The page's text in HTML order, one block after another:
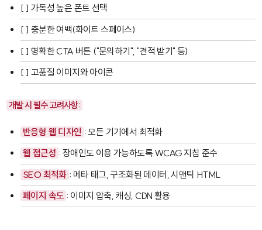
[ ] 가독성 높은 폰트 선택
[ ] 충분한 여백(화이트 스페이스)
[ ] 명확한 CTA 버튼 ("문의하기", "견적 받기" 등)
[ ] 고품질 이미지와 아이콘
개발 시 필수 고려사항:
반응형 웹 디자인 : 모든 기기에서 최적화
웹 접근성 : 장애인도 이용 가능하도록 WCAG 지침 준수
SEO 최적화 : 메타 태그, 구조화된 데이터, 시맨틱 HTML
페이지 속도 : 이미지 압축, 캐싱, CDN 활용